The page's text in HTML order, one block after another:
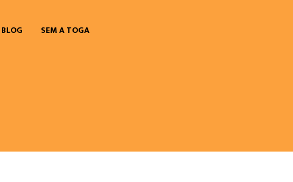
BLOG SEM A TOGA